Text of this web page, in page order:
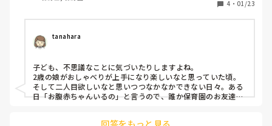
教えていただきたいです！
4 ・ 01/23
tanahara
子ども、不思議なことに気づいたりしますよね。
2歳の娘がおしゃべりが上手になり楽しいなと思っていた頃。
そして二人目欲しいなと思いつつなかなかできない日々。ある
日「お腹赤ちゃんいるの」と言うので、誰か保育園のお友達の
回答をもっと見る